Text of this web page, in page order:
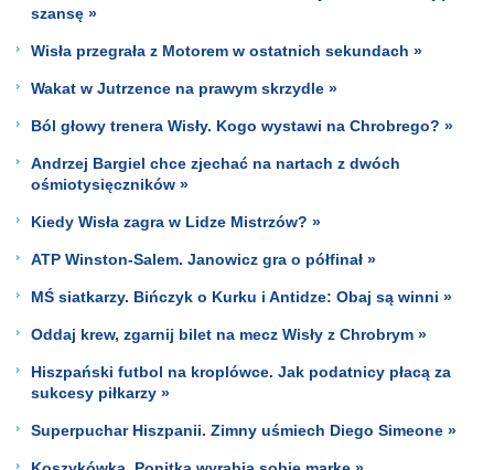
szansę »
Wisła przegrała z Motorem w ostatnich sekundach »
Wakat w Jutrzence na prawym skrzydle »
Ból głowy trenera Wisły. Kogo wystawi na Chrobrego? »
Andrzej Bargiel chce zjechać na nartach z dwóch
ośmiotysięczników »
Kiedy Wisła zagra w Lidze Mistrzów? »
ATP Winston-Salem. Janowicz gra o półfinał »
MŚ siatkarzy. Bińczyk o Kurku i Antidze: Obaj są winni »
Oddaj krew, zgarnij bilet na mecz Wisły z Chrobrym »
Hiszpański futbol na kroplówce. Jak podatnicy płacą za
sukcesy piłkarzy »
Superpuchar Hiszpanii. Zimny uśmiech Diego Simeone »